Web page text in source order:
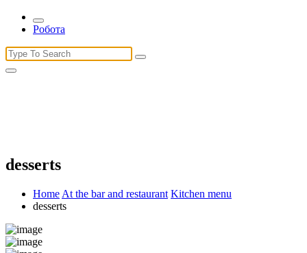
Робота
Search
for:
desserts
Home At the bar and restaurant Kitchen menu
desserts